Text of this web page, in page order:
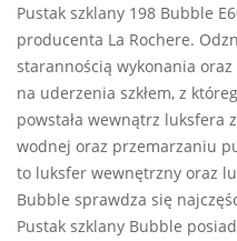
Pustak szklany 198 Bubble
producenta La Rochere.
starannością wykonania
na uderzenia szkłem, z
powstała wewnątrz luksfera
wodnej oraz przemarzaniu
to luksfer wewnętrzny oraz
Bubble sprawdza się
Pustak szklany Bubble